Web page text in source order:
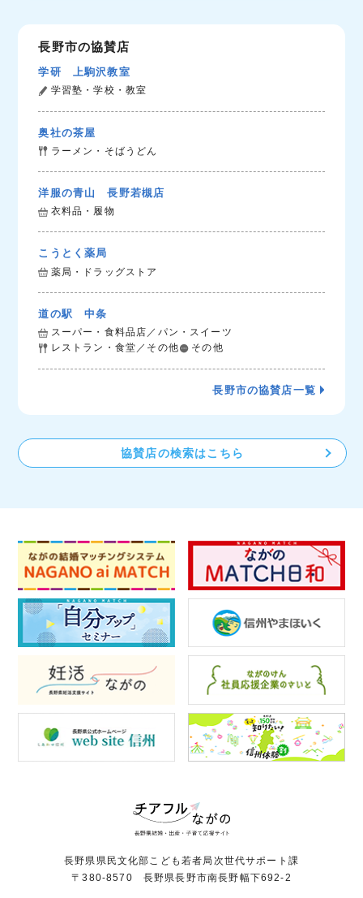
長野市の協賛店
学研 上駒沢教室
学習塾・学校・教室
奥社の茶屋
ラーメン・そばうどん
洋服の青山 長野若槻店
衣料品・履物
こうとく薬局
薬局・ドラッグストア
道の駅 中条
スーパー・食料品店／パン・スイーツ
レストラン・食堂／その他
その他
長野市の協賛店一覧
協賛店の検索はこちら
長野県県民文化部こども若者局次世代サポート課
〒380-8570 長野県長野市南長野幅下692-2